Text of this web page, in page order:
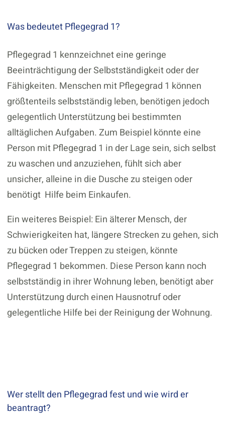
Was bedeutet Pflegegrad 1?
Pflegegrad 1 kennzeichnet eine geringe
Beeinträchtigung der Selbstständigkeit oder der
Fähigkeiten. Menschen mit Pflegegrad 1 können
größtenteils selbstständig leben, benötigen jedoch
gelegentlich Unterstützung bei bestimmten
alltäglichen Aufgaben. Zum Beispiel könnte eine
Person mit Pflegegrad 1 in der Lage sein, sich selbst
zu waschen und anzuziehen, fühlt sich aber
unsicher, alleine in die Dusche zu steigen oder
benötigt Hilfe beim Einkaufen.
Ein weiteres Beispiel: Ein älterer Mensch, der
Schwierigkeiten hat, längere Strecken zu gehen, sich
zu bücken oder Treppen zu steigen, könnte
Pflegegrad 1 bekommen. Diese Person kann noch
selbstständig in ihrer Wohnung leben, benötigt aber
Unterstützung durch einen Hausnotruf oder
gelegentliche Hilfe bei der Reinigung der Wohnung.
Wer stellt den Pflegegrad fest und wie wird er
beantragt?